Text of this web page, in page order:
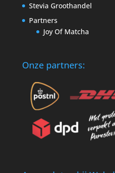
Stevia Groothandel
Partners
Joy Of Matcha
Onze partners: